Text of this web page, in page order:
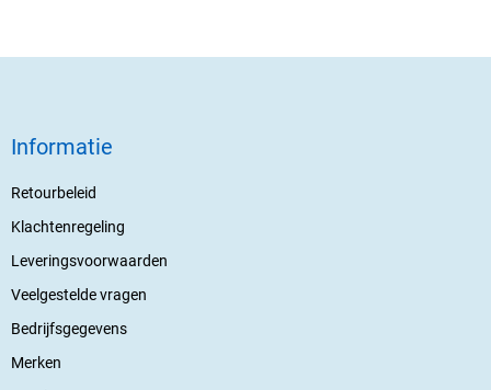
Informatie
Retourbeleid
Klachtenregeling
Leveringsvoorwaarden
Veelgestelde vragen
Bedrijfsgegevens
Merken